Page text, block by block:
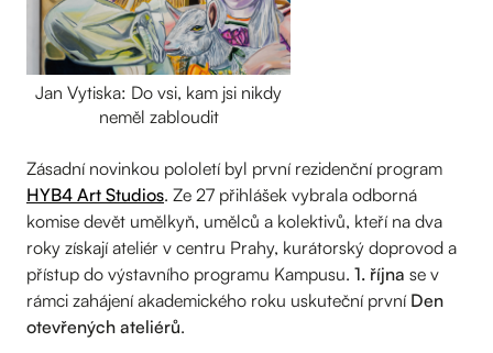
Jan Vytiska: Do vsi, kam jsi nikdy
neměl zabloudit
Zásadní novinkou pololetí byl první rezidenční program
HYB4 Art Studios. Ze 27 přihlášek vybrala odborná
komise devět umělkyň, umělců a kolektivů, kteří na dva
roky získají ateliér v centru Prahy, kurátorský doprovod a
přístup do výstavního programu Kampusu. 1. října se v
rámci zahájení akademického roku uskuteční první Den
otevřených ateliérů.